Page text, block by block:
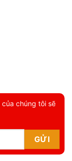
của chúng tôi sẽ